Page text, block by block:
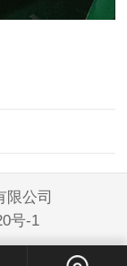
限公司
号-1